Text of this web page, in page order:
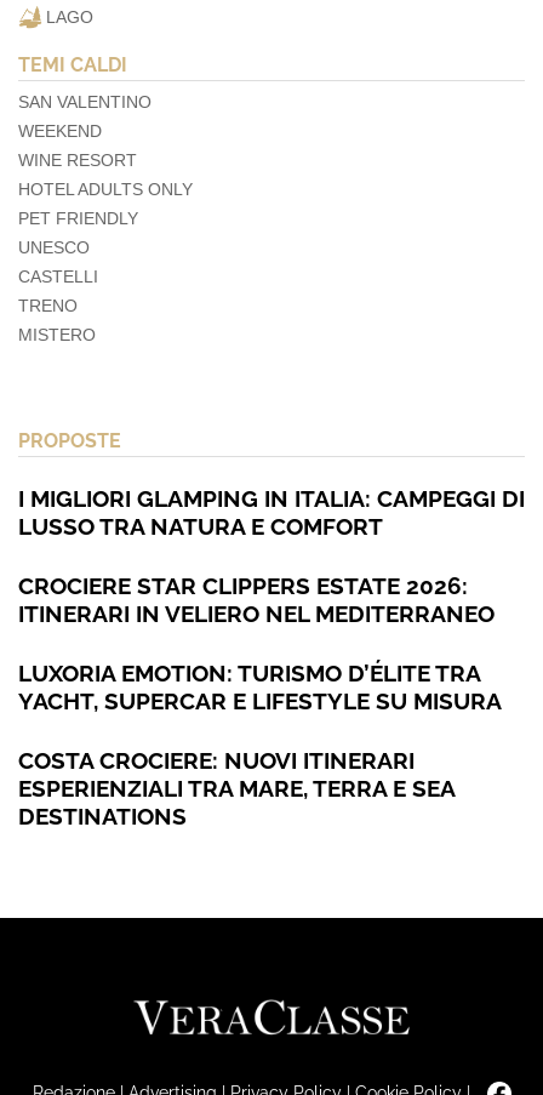
LAGO
TEMI CALDI
SAN VALENTINO
WEEKEND
WINE RESORT
HOTEL ADULTS ONLY
PET FRIENDLY
UNESCO
CASTELLI
TRENO
MISTERO
PROPOSTE
I MIGLIORI GLAMPING IN ITALIA: CAMPEGGI DI
LUSSO TRA NATURA E COMFORT
CROCIERE STAR CLIPPERS ESTATE 2026:
ITINERARI IN VELIERO NEL MEDITERRANEO
LUXORIA EMOTION: TURISMO D’ÉLITE TRA
YACHT, SUPERCAR E LIFESTYLE SU MISURA
COSTA CROCIERE: NUOVI ITINERARI
ESPERIENZIALI TRA MARE, TERRA E SEA
DESTINATIONS